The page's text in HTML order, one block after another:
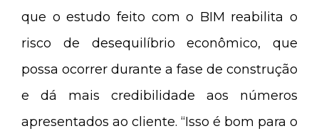
que o estudo feito com o BIM reabilita o
risco de desequilíbrio econômico, que
possa ocorrer durante a fase de construção
e dá mais credibilidade aos números
apresentados ao cliente. “Isso é bom para o